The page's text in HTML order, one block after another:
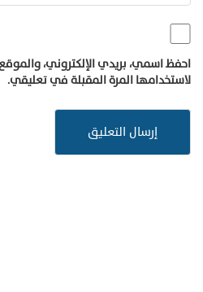
احفظ اسمي، بريدي الإلكتروني،
لاستخدامها المرة المقبلة في تعليقي.